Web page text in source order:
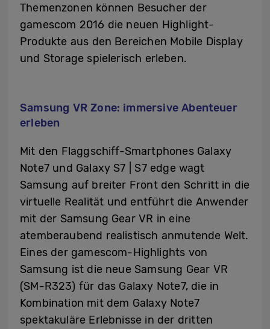
Themenzonen können Besucher der
gamescom 2016 die neuen Highlight-
Produkte aus den Bereichen Mobile Display
und Storage spielerisch erleben.
Samsung VR Zone: immersive Abenteuer
erleben
Mit den Flaggschiff-Smartphones Galaxy
Note7 und Galaxy S7 | S7 edge wagt
Samsung auf breiter Front den Schritt in die
virtuelle Realität und entführt die Anwender
mit der Samsung Gear VR in eine
atemberaubend realistisch anmutende Welt.
Eines der gamescom-Highlights von
Samsung ist die neue Samsung Gear VR
(SM-R323) für das Galaxy Note7, die in
Kombination mit dem Galaxy Note7
spektakuläre Erlebnisse in der dritten